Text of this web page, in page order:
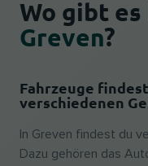
Wo gibt
Greven?
Fahrzeuge
verschiedenen
In Greven findest du
Dazu gehören das